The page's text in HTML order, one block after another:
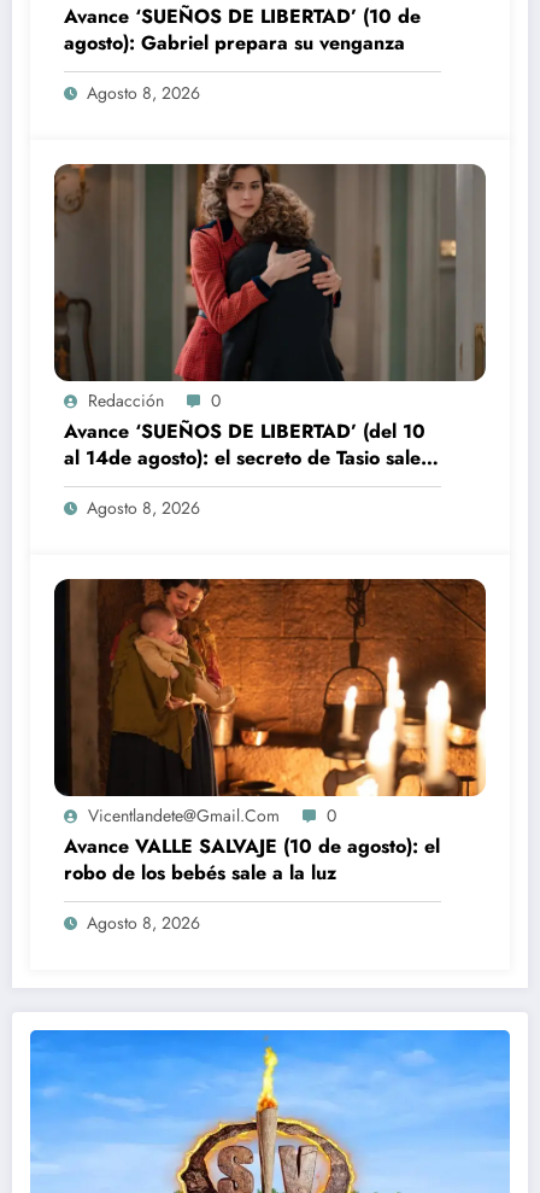
Avance ‘SUEÑOS DE LIBERTAD’ (10 de
agosto): Gabriel prepara su venganza
Agosto 8, 2026
Redacción 0
Avance ‘SUEÑOS DE LIBERTAD’ (del 10
al 14de agosto): el secreto de Tasio sale a
la luz
Agosto 8, 2026
Vicentlandete@gmail.com 0
Avance VALLE SALVAJE (10 de agosto): el
robo de los bebés sale a la luz
Agosto 8, 2026